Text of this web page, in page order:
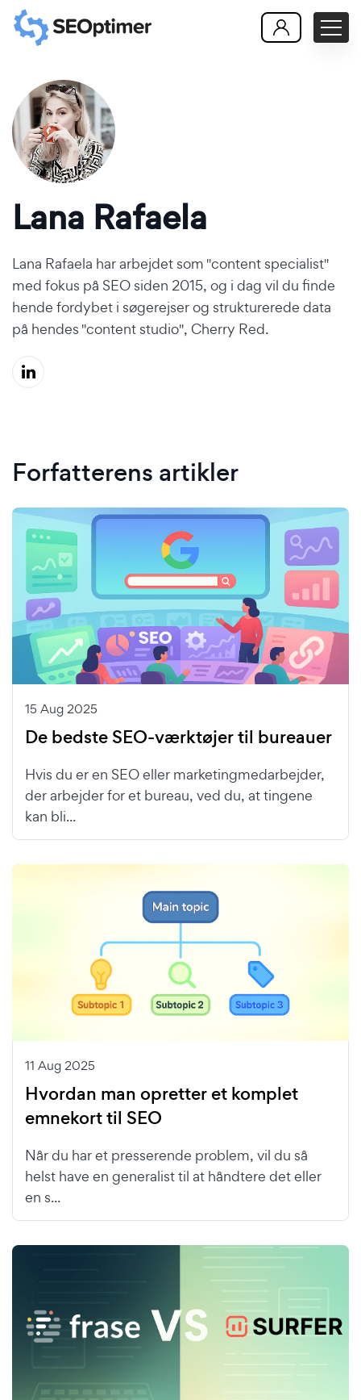
Lana Rafaela
Lana Rafaela har arbejdet som "content specialist"
med fokus på SEO siden 2015, og i dag vil du finde
hende fordybet i søgerejser og strukturerede data
på hendes "content studio", Cherry Red.
Forfatterens artikler
15 Aug 2025
De bedste SEO-værktøjer til bureauer
Hvis du er en SEO eller marketingmedarbejder,
der arbejder for et bureau, ved du, at tingene
kan bli...
11 Aug 2025
Hvordan man opretter et komplet
emnekort til SEO
Når du har et presserende problem, vil du så
helst have en generalist til at håndtere det eller
en s...